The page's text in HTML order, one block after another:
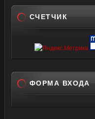
СЧЕТЧИК
ФОРМА ВХОДА